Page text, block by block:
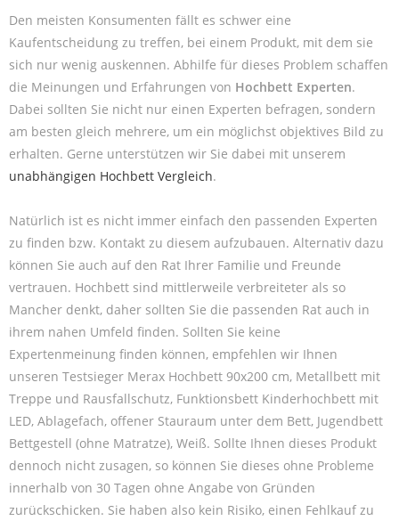
Den meisten Konsumenten fällt es schwer eine
Kaufentscheidung zu treffen, bei einem Produkt, mit dem sie
sich nur wenig auskennen. Abhilfe für dieses Problem schaffen
die Meinungen und Erfahrungen von Hochbett Experten.
Dabei sollten Sie nicht nur einen Experten befragen, sondern
am besten gleich mehrere, um ein möglichst objektives Bild zu
erhalten. Gerne unterstützen wir Sie dabei mit unserem
unabhängigen Hochbett Vergleich.
Natürlich ist es nicht immer einfach den passenden Experten
zu finden bzw. Kontakt zu diesem aufzubauen. Alternativ dazu
können Sie auch auf den Rat Ihrer Familie und Freunde
vertrauen. Hochbett sind mittlerweile verbreiteter als so
Mancher denkt, daher sollten Sie die passenden Rat auch in
ihrem nahen Umfeld finden. Sollten Sie keine
Expertenmeinung finden können, empfehlen wir Ihnen
unseren Testsieger Merax Hochbett 90x200 cm, Metallbett mit
Treppe und Rausfallschutz, Funktionsbett Kinderhochbett mit
LED, Ablagefach, offener Stauraum unter dem Bett, Jugendbett
Bettgestell (ohne Matratze), Weiß. Sollte Ihnen dieses Produkt
dennoch nicht zusagen, so können Sie dieses ohne Probleme
innerhalb von 30 Tagen ohne Angabe von Gründen
zurückschicken. Sie haben also kein Risiko, einen Fehlkauf zu